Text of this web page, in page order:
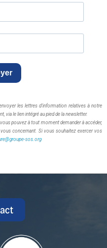
les lettres d’information relatives à notre
via le lien intégré au pied de la newsletter.
pouvez à tout moment demander à accéder,
concernant. Si vous souhaitez exercer vos
sos.org